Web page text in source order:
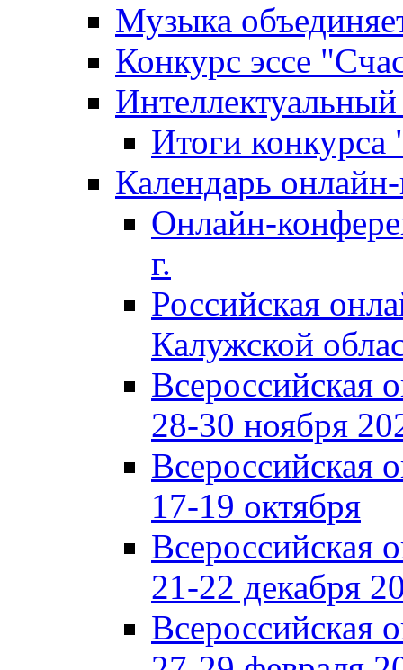
Музыка
Конкурс эссе
Итоги
Календарь
Онлайн-
г.
Российская
Калужской
Всероссийская
28-30 ноября
Всероссийская
17-19 октября
Всероссийская
21-22 декабря
Всероссийская